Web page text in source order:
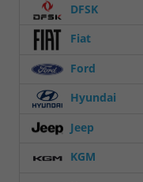
DFSK
Fiat
Ford
Hyundai
Jeep
KGM